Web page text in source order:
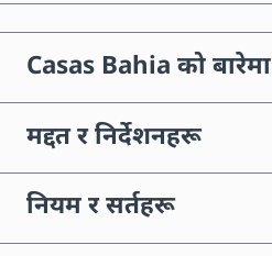
Casas Bahia को बारेमा
मद्दत र निर्देशनहरू
नियम र सर्तहरू